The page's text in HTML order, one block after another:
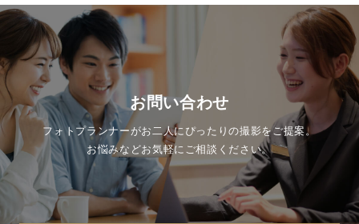
お問い合わせ
フォトプランナーがお二人にぴったりの撮影をご提案。
お悩みなどお気軽にご相談ください。